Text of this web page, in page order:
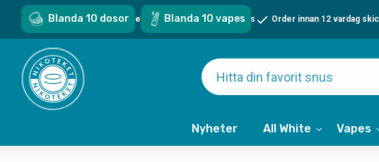
Nyheter All White Vapes
Blanda 10 dosor Blanda 10 vapes
Sveriges största sortiment - över 1000 snus & vapes Order innan 12 vardag